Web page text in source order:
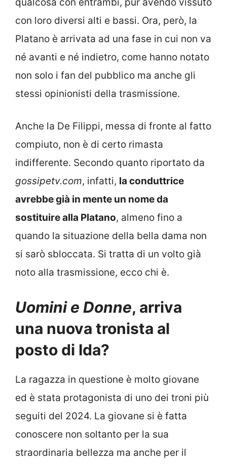
con loro diversi alti e bassi. Ora, però, la
Platano è arrivata ad una fase in cui non va
né avanti e né indietro, come hanno notato
non solo i fan del pubblico ma anche gli
stessi opinionisti della trasmissione.
Anche la De Filippi, messa di fronte al fatto
compiuto, non è di certo rimasta
indifferente. Secondo quanto riportato da
gossipetv.com, infatti, la conduttrice
avrebbe già in mente un nome da
sostituire alla Platano, almeno fino a
quando la situazione della bella dama non
si sarò sbloccata. Si tratta di un volto già
noto alla trasmissione, ecco chi è.
Uomini e Donne, arriva
una nuova tronista al
posto di Ida?
La ragazza in questione è molto giovane
ed è stata protagonista di uno dei troni più
seguiti del 2024. La giovane si è fatta
conoscere non soltanto per la sua
straordinaria bellezza ma anche per il